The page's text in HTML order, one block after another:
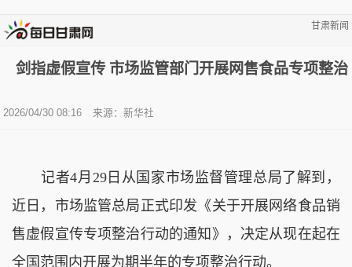
甘肃新闻
剑指虚假宣传 市场监管部门开展网售食品专项整治
2026/04/30 08:16 来源：新华社
记者4月29日从国家市场监督管理总局了解到，
近日，市场监管总局正式印发《关于开展网络食品销
售虚假宣传专项整治行动的通知》，决定从现在起在
全国范围内开展为期半年的专项整治行动。